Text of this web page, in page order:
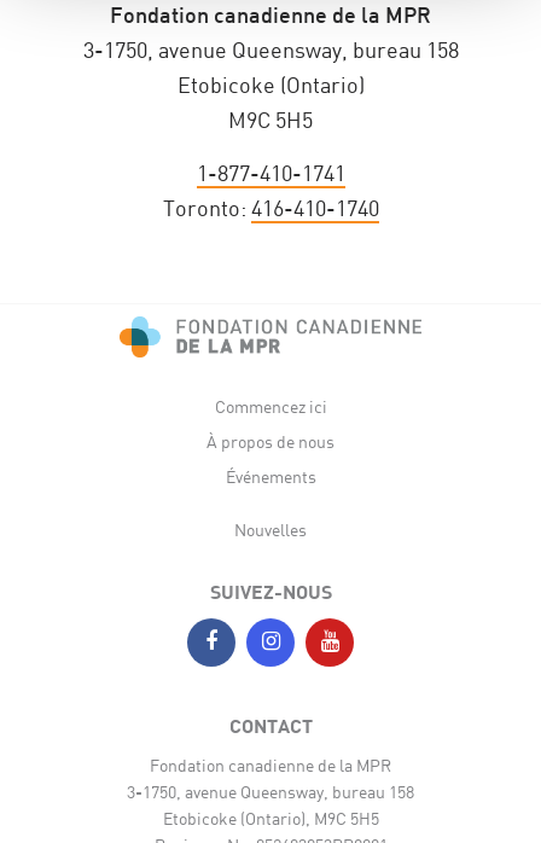
Fondation canadienne de la MPR
3-1750, avenue Queensway, bureau 158
Etobicoke (Ontario)
M9C 5H5
1-877-410-1741
Toronto: 416-410-1740
Commencez ici
À propos de nous
Événements
Nouvelles
SUIVEZ-NOUS
CONTACT
Fondation canadienne de la MPR
3-1750, avenue Queensway, bureau 158
Etobicoke (Ontario), M9C 5H5